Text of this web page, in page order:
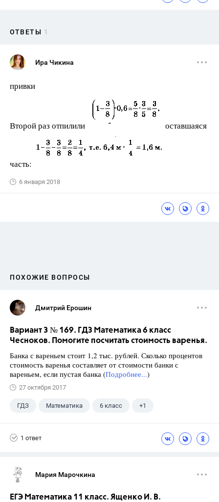
ОТВЕТЫ 1
Ира Чикина
привки
Второй раз отпилили оставшаяся
часть:
6 января 2018
ПОХОЖИЕ ВОПРОСЫ
Дмитрий Ерошин
Вариант 3 № 169. ГДЗ Математика 6 класс
Чесноков. Помогите посчитать стоимость варенья.
Банка с вареньем стоит 1,2 тыс. рублей. Сколько процентов
стоимость варенья составляет от стоимости банки с
вареньем, если пустая банка (Подробнее...)
27 октября 2017
ГДЗ Математика 6 класс +1
1 ответ
Мария Марочкина
ЕГЭ Математика 11 класс. Ященко И. В.